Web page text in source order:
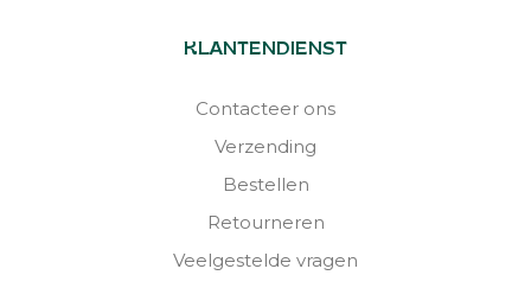
KLANTENDIENST
Contacteer ons
Verzending
Bestellen
Retourneren
Veelgestelde vragen